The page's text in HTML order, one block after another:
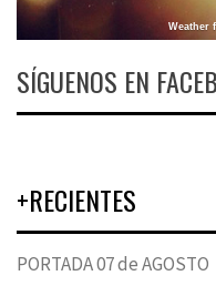
Weather
SÍGUENOS EN
+RECIENTES
PORTADA 07 de AGOSTO